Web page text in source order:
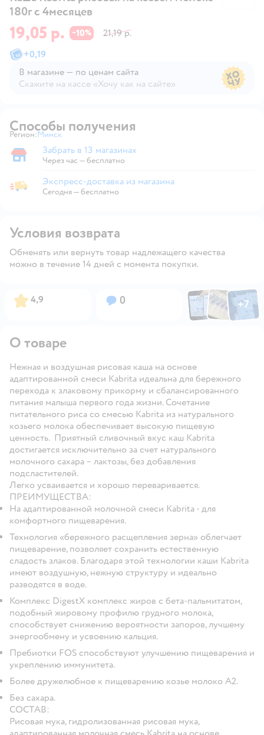
180г с 4месяцев
19,05 р. −10%
21,19 р.
+0,19
В магазине — по ценам сайта
Скажите на кассе «Хочу как на сайте»
Способы получения
Регион: Выбор адреса доставки.
Минск
Забрать в магазине
Забрать в 13 магазинах
Через час — бесплатно
Экспресс-доставка из магазина
Экспресс-доставка из магазина
Сегодня—бесплатно
Условия возврата
Обменять или вернуть товар надлежащего качества
можно в течение 14 дней с момента покупки.
Рейтинг:
4,9 Вопросов:
0 ФотоФотоФото
+7
Открыть
О товаре
Нежная и воздушная рисовая каша на основе
адаптированной смеси Kabrita идеальна для бережного
перехода к злаковому прикорму и сбалансированного
питания малыша первого года жизни. Сочетание
питательного риса со смесью Kabrita из натурального
козьего молока обеспечивает высокую пищевую
ценность. Приятный сливочный вкус каш Kabrita
достигается исключительно за счет натурального
молочного сахара – лактозы, без добавления
подсластителей.
Легко усваивается и хорошо переваривается.
ПРЕИМУЩЕСТВА:
На адаптированной молочной смеси Kabrita - для
комфортного пищеварения.
Технология «бережного расщепления зерна» облегчает
пищеварение, позволяет сохранить естественную
сладость злаков. Благодаря этой технологии каши Kabrita
имеют воздушную, нежную структуру и идеально
разводятся в воде.
Комплекс DigestX комплекс жиров с бета-пальмитатом,
подобный жировому профилю грудного молока,
способствует снижению вероятности запоров, лучшему
энергообмену и усвоению кальция.
Пребиотки FOS способствуют улучшению пищеварения и
укреплению иммунитета.
Более дружелюбное к пищеварению козье молоко А2.
Без сахара.
СОСТАВ:
Рисовая мука, гидролизованная рисовая мука,